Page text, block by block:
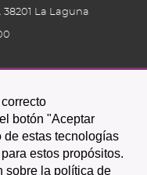
botón "Aceptar
de estas tecnologías
estos propósitos.
sobre la política de
38201 La Laguna
Icono
Icono